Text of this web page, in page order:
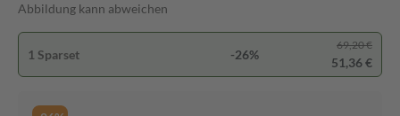
Abbildung kann abweichen
1 Sparset -26%
69,20 €
51,36 €